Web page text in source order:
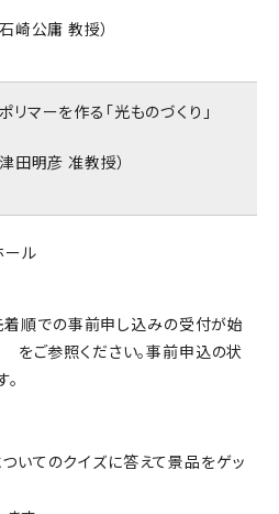
崎公庸 教授）
リマーを作る「光ものづくり」
田明彦 准教授）
ール
着順での事前申し込みの受付が始
をご参照ください。事前申込の状
いてのクイズに答えて景品をゲッ